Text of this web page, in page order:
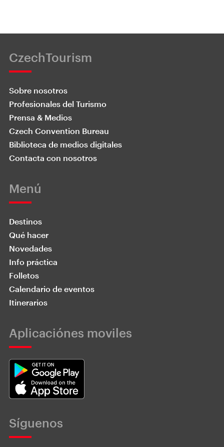
CzechTourism
Sobre nosotros
Profesionales del Turismo
Prensa & Medios
Czech Convention Bureau
Biblioteca de medios digitales
Contacta con nosotros
Menú
Destinos
Qué hacer
Novedades
Info práctica
Folletos
Calendario de eventos
Itinerarios
Aplicaciónes moviles
Síguenos